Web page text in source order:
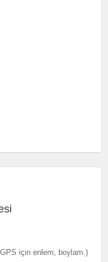
için enlem, boylam.)